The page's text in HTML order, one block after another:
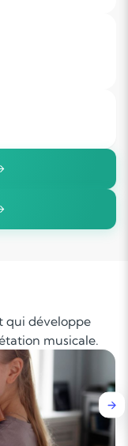
qui développe
musicale.